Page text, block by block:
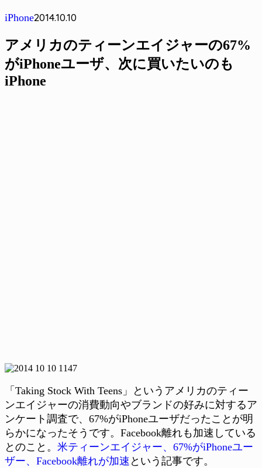
iPhone2014.10.10
アメリカのティーンエイジャーの67%
がiPhoneユーザ、次に買いたいのも
iPhone
「Taking Stock With Teens」というアメリカのティー
ンエイジャーの消費動向やブランドの好みに対するア
ンケート調査で、67%がiPhoneユーザだったことが明
らかになったそうです。Facebook離れも加速している
とのこと。 米ティーンエイジャー、67%がiPhoneユー
ザー、Facebook離れが加速 という記事です。